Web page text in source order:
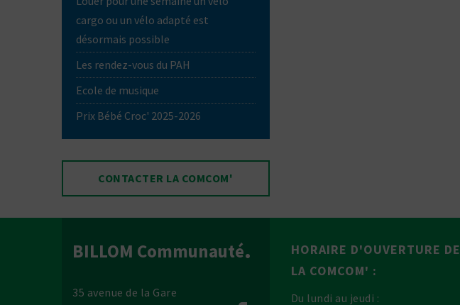
cargo ou un vélo adapté est
désormais possible
Les rendez-vous du PAH
Ecole de musique
Prix Bébé Croc' 2025-2026
CONTACTER LA COMCOM'
BILLOM Communauté
35 avenue de la Gare
HORAIRE D'OUVERTURE DE
LA COMCOM' :
Du lundi au jeudi :